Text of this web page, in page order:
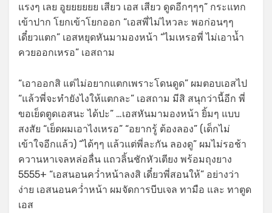
แรงๆ เลย อูยยยยยย เสียว เอส เสียว ดูดอีกๆๆๆ” กระแทก
เข้าปาก โยกเข้าโยกออก “เอสพี่ไม่ไหวละ พอก่อนๆๆ
เดี๋ยวแตก” เอสหยุดหันมามองหน้า “ไมเหรอพี่ ไม่เอาน้ำ
ควยออกเหรอ” เอสถาม
“เอาออกสิ แต่ไม่อยากแตกเพราะโดนดูด” ผมตอบเอสไป
“แล้วพี่จะทำยังไงให้แตกละ” เอสถาม มีสิ สนุกว่านี้อีก พี่
ขอเย็ดตูดเอสนะ ได้ปะ” …เอสหันมามองหน้า ยิ้มๆ แบบ
สงสัย “เย็ดผมเอาไงเหรอ” “อยากรู้ ต้องลอง” (เด็กไม่
เข้าใจอีกแล้ว) “ได้ๆๆ แล้วแต่พี่ละกัน ลองดู” ผมไม่รอช้า
ควานหาเจลหล่อลื่น แถวลิ้นชักหัวเตียง พร้อมถุงยาง
5555+ “เอสนอนคว่ำหน้าลงสิ เดี๋ยวพี่สอนให้” อย่างว่า
ง่าย เอสนอนคว่ำหน้า ผมจัดการบีบเจล ทามือ และ ทาตูด
เอส